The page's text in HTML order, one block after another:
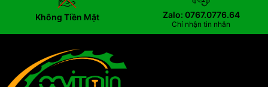
Không Tiền Mặt Zalo: 0767.0776.64
Chỉ nhận tin nhắn